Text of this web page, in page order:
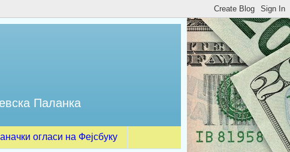
Паланка
огласи на Фејсбуку